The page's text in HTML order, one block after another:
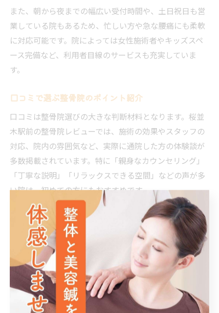
また、朝から夜までの幅広い受付時間や、土日祝日も営
業している院もあるため、忙しい方や急な腰痛にも柔軟
に対応可能です。院によっては女性施術者やキッズスペ
ース完備など、利用者目線のサービスも充実していま
す。
口コミで選ぶ整骨院のポイント紹介
口コミは整骨院選びの大きな判断材料となります。桜並
木駅前の整骨院レビューでは、施術の効果やスタッフの
対応、院内の雰囲気など、実際に通院した方の体験談が
多数掲載されています。特に「親身なカウンセリング」
「丁寧な説明」「リラックスできる空間」などの声が多
い院は、初めての方にもおすすめです。
一方で、待ち時間や予約の取りやすさ、保険対応の説明
の分かりやすさなども重要なチェックポイントです。口
コミを参考にする際は、自分と同じような腰痛の悩みを
持つ方の意見を探し、納得感のある選択を心がけましょ
う。
整骨院の施術内容と通いやすさを検証